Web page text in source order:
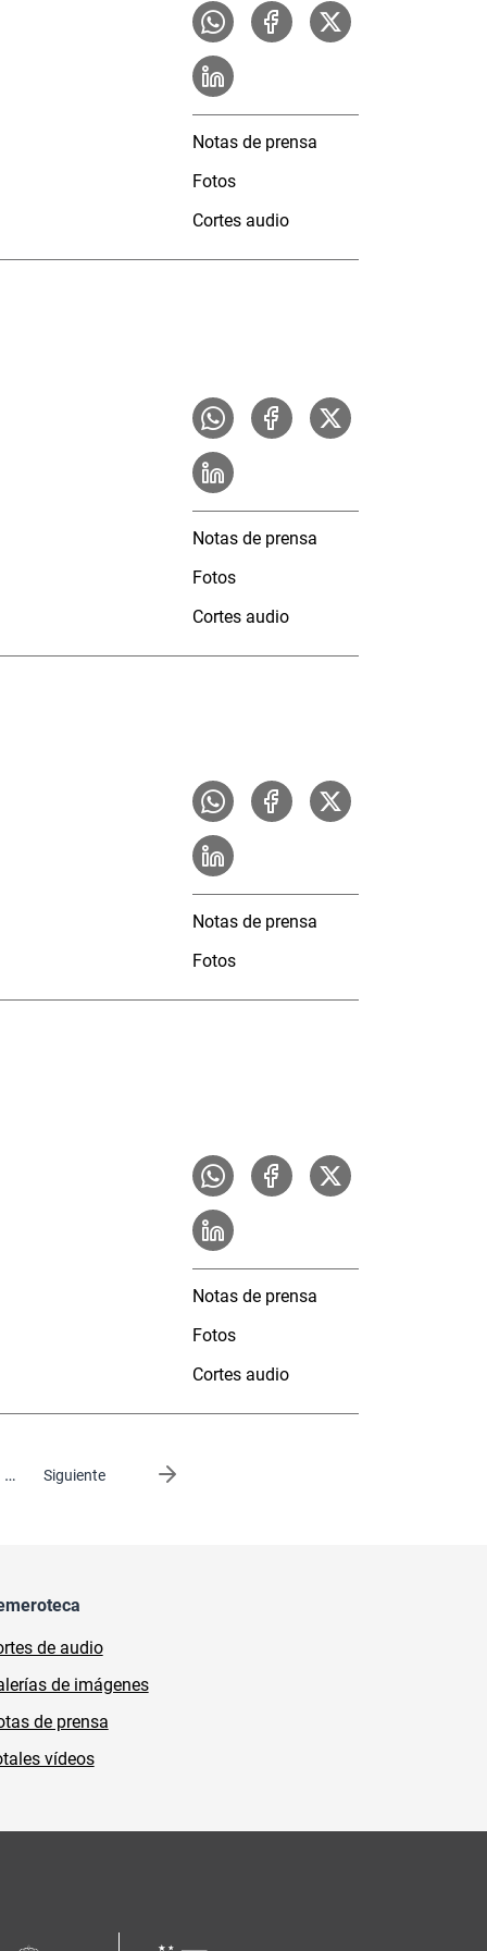
Notas de prensa
Fotos
Cortes audio
Notas de prensa
Fotos
Cortes audio
Notas de prensa
Fotos
Notas de prensa
Fotos
Cortes audio
… Siguiente
página
de audio
de imágenes
de prensa
vídeos